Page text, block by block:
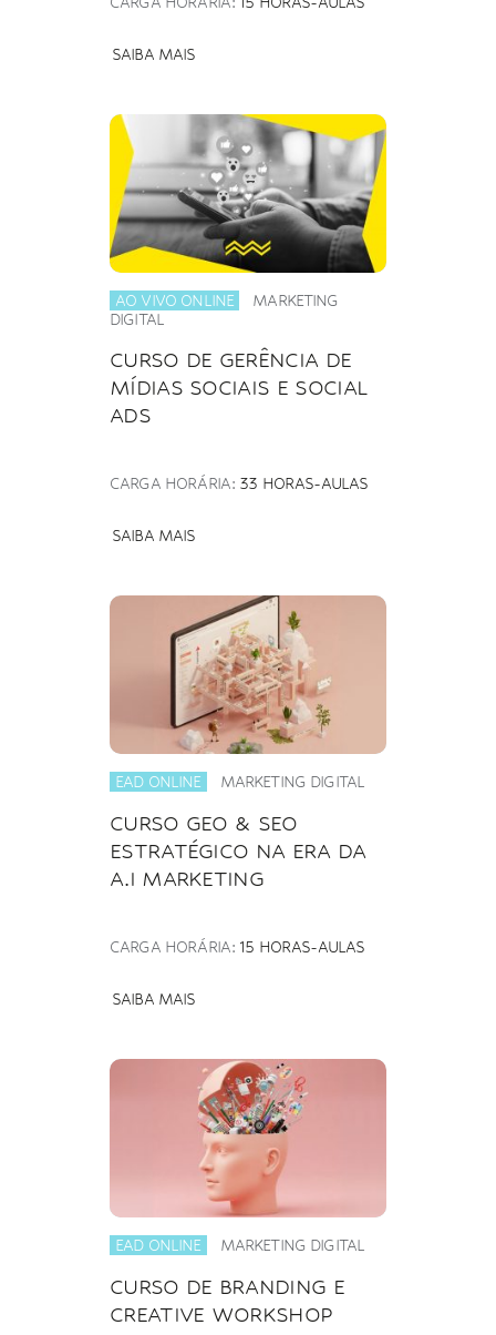
SAIBA MAIS
AO VIVO ONLINE
MARKETING
DIGITAL
CURSO DE GERÊNCIA DE
MÍDIAS SOCIAIS E SOCIAL
ADS
CARGA HORÁRIA: 33 HORAS-AULAS
SAIBA MAIS
EAD ONLINE MARKETING DIGITAL
CURSO GEO & SEO
ESTRATÉGICO NA ERA DA
A.I MARKETING
CARGA HORÁRIA: 15 HORAS-AULAS
SAIBA MAIS
EAD ONLINE MARKETING DIGITAL
CURSO DE BRANDING E
CREATIVE WORKSHOP